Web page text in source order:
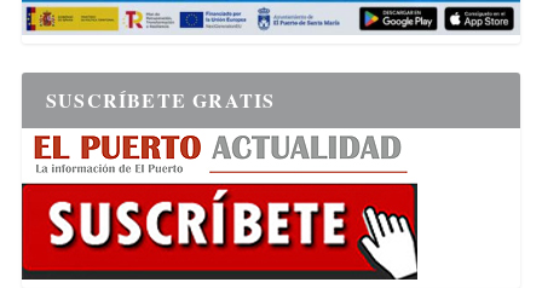
SUSCRÍBETE GRATIS